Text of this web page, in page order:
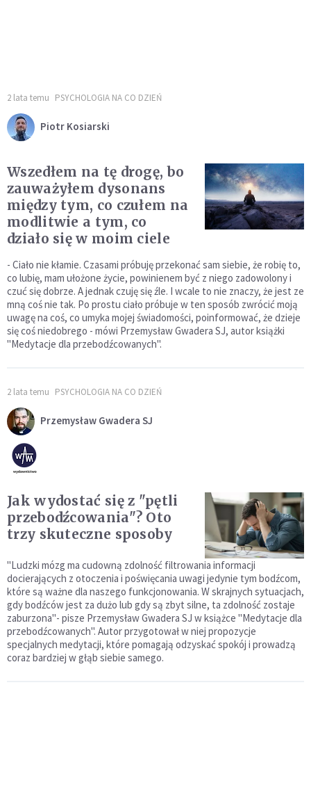
2 lata temu PSYCHOLOGIA NA CO DZIEŃ
Piotr Kosiarski
Wszedłem na tę drogę, bo
zauważyłem dysonans
między tym, co czułem na
modlitwie a tym, co
działo się w moim ciele
- Ciało nie kłamie. Czasami próbuję przekonać sam siebie, że robię to,
co lubię, mam ułożone życie, powinienem być z niego zadowolony i
czuć się dobrze. A jednak czuję się źle. I wcale to nie znaczy, że jest ze
mną coś nie tak. Po prostu ciało próbuje w ten sposób zwrócić moją
uwagę na coś, co umyka mojej świadomości, poinformować, że dzieje
się coś niedobrego - mówi Przemysław Gwadera SJ, autor książki
"Medytacje dla przebodźcowanych".
2 lata temu PSYCHOLOGIA NA CO DZIEŃ
Przemysław Gwadera SJ
Jak wydostać się z "pętli
przebodźcowania"? Oto
trzy skuteczne sposoby
"Ludzki mózg ma cudowną zdolność filtrowania informacji
docierających z otoczenia i poświęcania uwagi jedynie tym bodźcom,
które są ważne dla naszego funkcjonowania. W skrajnych sytuacjach,
gdy bodźców jest za dużo lub gdy są zbyt silne, ta zdolność zostaje
zaburzona"- pisze Przemysław Gwadera SJ w książce "Medytacje dla
przebodźcowanych". Autor przygotował w niej propozycje
specjalnych medytacji, które pomagają odzyskać spokój i prowadzą
coraz bardziej w głąb siebie samego.